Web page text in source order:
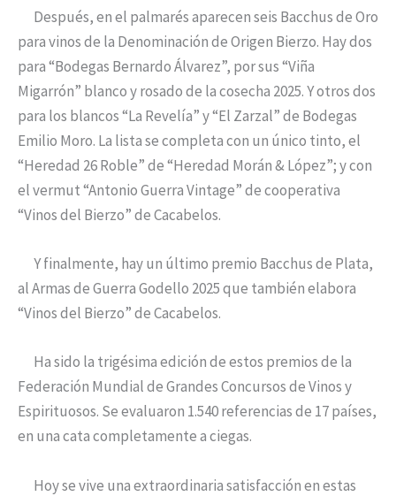
Después, en el palmarés aparecen seis Bacchus de Oro
para vinos de la Denominación de Origen Bierzo. Hay dos
para “Bodegas Bernardo Álvarez”, por sus “Viña
Migarrón” blanco y rosado de la cosecha 2025. Y otros dos
para los blancos “La Revelía” y “El Zarzal” de Bodegas
Emilio Moro. La lista se completa con un único tinto, el
“Heredad 26 Roble” de “Heredad Morán & López”; y con
el vermut “Antonio Guerra Vintage” de cooperativa
“Vinos del Bierzo” de Cacabelos.
Y finalmente, hay un último premio Bacchus de Plata,
al Armas de Guerra Godello 2025 que también elabora
“Vinos del Bierzo” de Cacabelos.
Ha sido la trigésima edición de estos premios de la
Federación Mundial de Grandes Concursos de Vinos y
Espirituosos. Se evaluaron 1.540 referencias de 17 países,
en una cata completamente a ciegas.
Hoy se vive una extraordinaria satisfacción en estas